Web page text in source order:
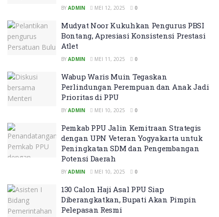
BY ADMIN MEI 12, 2025 0
Mudyat Noor Kukuhkan Pengurus PBSI
Bontang, Apresiasi Konsistensi Prestasi
Atlet
BY ADMIN MEI 11, 2025 0
Wabup Waris Muin Tegaskan
Perlindungan Perempuan dan Anak Jadi
Prioritas di PPU
BY ADMIN MEI 10, 2025 0
Pemkab PPU Jalin Kemitraan Strategis
dengan UPN Veteran Yogyakarta untuk
Peningkatan SDM dan Pengembangan
Potensi Daerah
BY ADMIN MEI 10, 2025 0
130 Calon Haji Asal PPU Siap
Diberangkatkan, Bupati Akan Pimpin
Pelepasan Resmi